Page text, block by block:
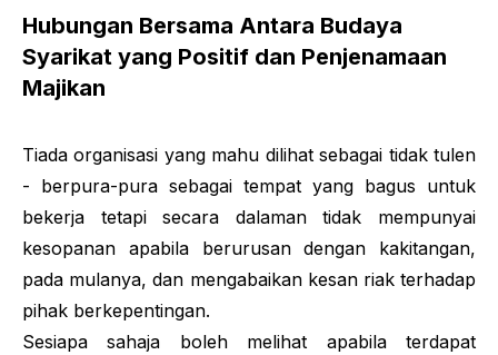
Hubungan Bersama Antara Budaya
Syarikat yang Positif dan Penjenamaan
Majikan
Tiada organisasi yang mahu dilihat sebagai tidak tulen
- berpura-pura sebagai tempat yang bagus untuk
bekerja tetapi secara dalaman tidak mempunyai
kesopanan apabila berurusan dengan kakitangan,
pada mulanya, dan mengabaikan kesan riak terhadap
pihak berkepentingan.
Sesiapa sahaja boleh melihat apabila terdapat